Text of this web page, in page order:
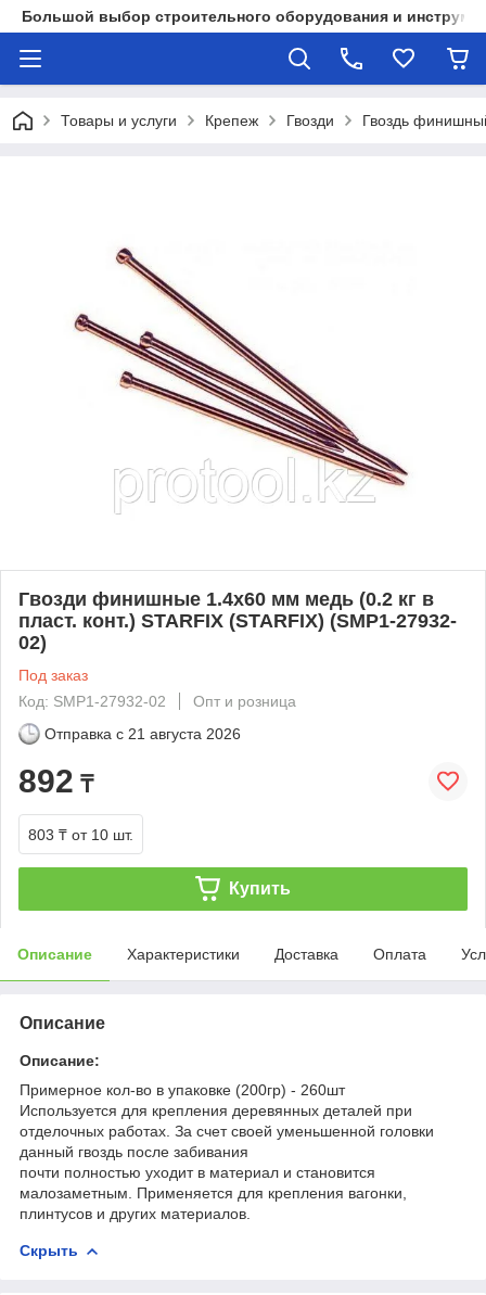
Большой выбор строительного оборудования и
Товары и услуги Крепеж Гвозди Гвоздь
Гвозди финишные 1.4х60 мм медь (0.2 кг в
пласт. конт.) STARFIX (STARFIX) (SMP1-27932-
02)
Под заказ
Код: SMP1-27932-02
Опт и розница
Отправка с 21 августа 2026
892 ₸
803 ₸ от 10 шт.
Купить
Описание Характеристики Доставка Оплата
Описание
Описание:
Примерное кол-во в упаковке (200гр) - 260шт
Используется для крепления деревянных деталей при
отделочных работах. За счет своей уменьшенной головки
данный гвоздь после забивания
почти полностью уходит в материал и становится
малозаметным. Применяется для крепления вагонки,
плинтусов и других материалов.
Скрыть